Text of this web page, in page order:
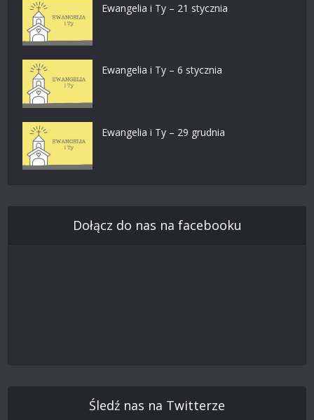
Ewangelia i Ty – 21 stycznia
Ewangelia i Ty – 6 stycznia
Ewangelia i Ty – 29 grudnia
Dołącz do nas na facebooku
Śledź nas na Twitterze